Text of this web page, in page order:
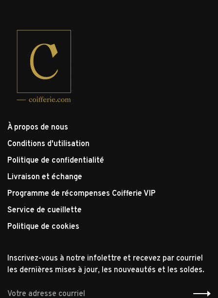
À propos de nous
Conditions d'utilisation
Politique de confidentialité
Livraison et échange
Programme de récompenses Coifferie VIP
Service de cueillette
Politique de cookies
Inscrivez-vous à notre infolettre et recevez par courriel
les dernières mises à jour, les nouveautés et les soldes.